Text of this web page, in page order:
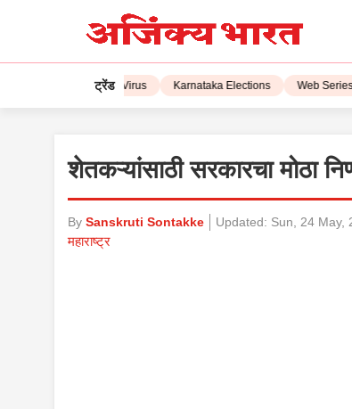
ट्रेंड
Corona Virus Karnataka Elections Web Series
शेतकऱ्यांसाठी सरकारचा मोठा
By Sanskruti Sontakke Updated: Sun, 24 May,
महाराष्ट्र